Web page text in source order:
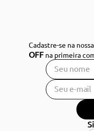
Cadastre-se na
OFF na primeira